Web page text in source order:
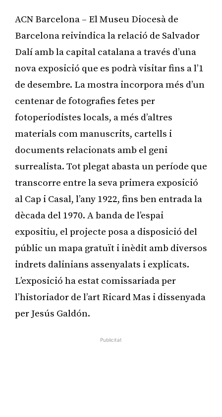
ACN Barcelona – El Museu Diocesà de
Barcelona reivindica la relació de Salvador
Dalí amb la capital catalana a través d’una
nova exposició que es podrà visitar fins a l’1
de desembre. La mostra incorpora més d’un
centenar de fotografies fetes per
fotoperiodistes locals, a més d’altres
materials com manuscrits, cartells i
documents relacionats amb el geni
surrealista. Tot plegat abasta un període que
transcorre entre la seva primera exposició
al Cap i Casal, l’any 1922, fins ben entrada la
dècada del 1970. A banda de l’espai
expositiu, el projecte posa a disposició del
públic un mapa gratuït i inèdit amb diversos
indrets dalinians assenyalats i explicats.
L’exposició ha estat comissariada per
l’historiador de l’art Ricard Mas i dissenyada
per Jesús Galdón.
Publicitat